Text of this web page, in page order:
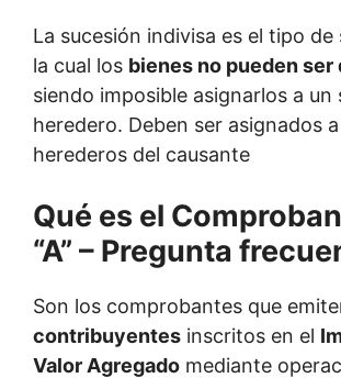
La sucesión indivisa es el tipo de
la cual los bienes no pueden
siendo imposible asignarlos a un
heredero. Deben ser asignados
herederos del causante
Qué es el
“A” – Pregunta
Son los comprobantes que
contribuyentes inscritos en el
Valor Agregado mediante